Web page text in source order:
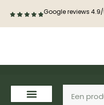
Google reviews